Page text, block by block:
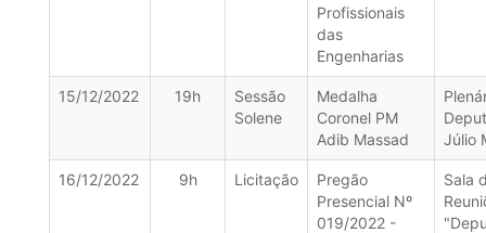
Profissionais
das
Engenharias
15/12/2022 19h
Sessão
Solene
Medalha
Coronel PM
Adib Massad
Júlio
16/12/2022 9h Licitação
Pregão
Presencial Nº
019/2022 -
Sala